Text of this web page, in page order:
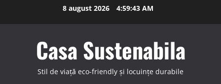
8 august 2026 4:59:44 AM
Casa Sustenabila
Stil de viață eco-friendly și locuințe durabile